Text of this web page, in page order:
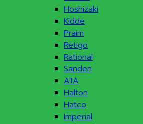
Hoshizaki
Kidde
Praim
Retigo
Rational
Sanden
ATA
Halton
Hatco
Imperial